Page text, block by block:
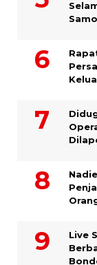
Live